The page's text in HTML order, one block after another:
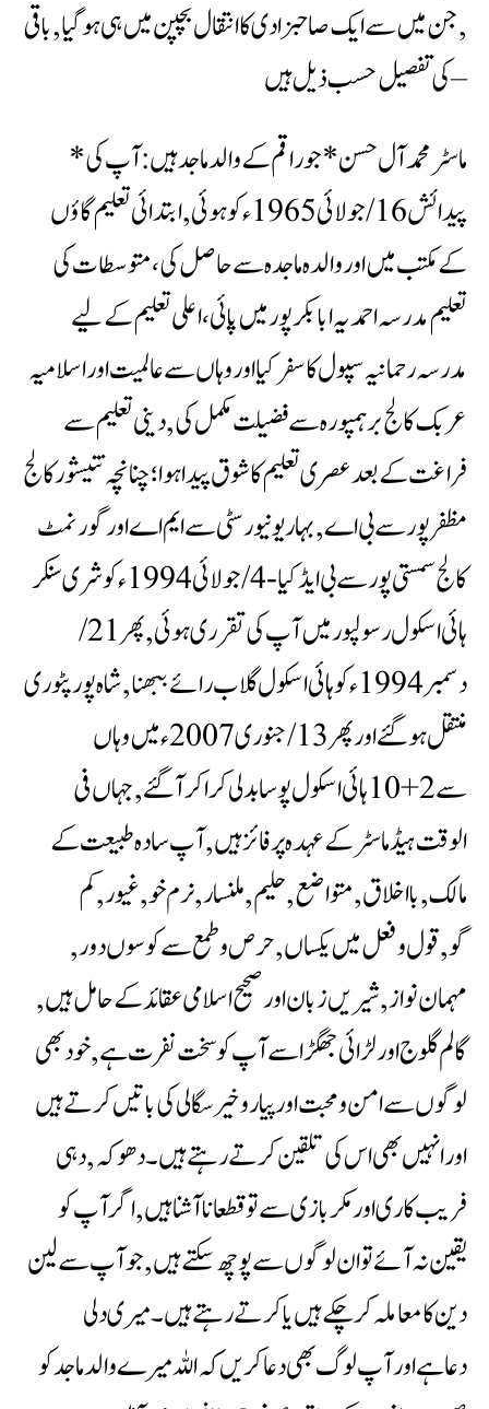
,جن میں سے ایک صاحبزادی کا انتقال بچپن میں ہی ہوگیا ,باقی
کی تفصیل حسب ذیل ہیں –
*ماسٹر محمد آل حسن* جو راقم کے والد ماجد ہیں : آپ کی
پیدائش 16/جولائی 1965ء کو ہوئی ,ابتدائی تعلیم گاؤں
کے مکتب میں اور والدہ ماجدہ سے حاصل کی، متوسطات کی
تعلیم مدرسہ احمدیہ ابابکر پور میں پائی،اعلی تعلیم کے لیے
مدرسہ رحمانیہ سپول کاسفرکیا اور وہاں سے عالمیت اور اسلامیہ
عربک کالج برہمپورہ سے فضیلت مکمل کی ,دینی تعلیم سے
فراغت کے بعد عصری تعلیم کا شوق پیداہوا؛چنانچہ نتیشورکالج
مظفرپور سے بی اے ,بہار یونیورسٹی سے ایم اے اور گورنمٹ
کالج سمستی پور سے بی ایڈ کیا -4/جولائی 1994 ء کو شری سنکر
ہائی اسکول رسولپور میں آپ کی تقرری ہوئی ,پھر 21/
دسمبر 1994 ء کو ہائی اسکول گلاب رائے ببھنا ,شاہ پور پٹوری
منتقل ہوگئے اور پھر 13/جنوری 2007 ء میں وہاں
سے 2+10 ہائی اسکول پوسا بدلی کراکر آگئے ,جہاں فی
الوقت ہیڈ ماسٹر کے عہدہ پر فائز ہیں ,آپ سادہ طبیعت کے
مالک , بااخلاق ,متواضع ,حلیم ,ملنسار,نرم خو ,غیور, کم
گو,قول وفعل میں یکساں ,حرص وطمع سے کوسوں دور,
مہمان نواز,شیریں زبان اورصحیح اسلامی عقائد کے حامل ہیں,
گالم گلوج اور لڑائی جھگڑاسے آپ کوسخت نفرت ہے,خود بھی
لوگوں سے امن ومحبت اور پیار وخير سگالی کی باتیں کرتے ہیں
اور انہیں بھی اس کی تلقین کرتے رہتے ہیں۔دھوکہ, دہی
فریب کاری اور مکربازی سے تو قطعا ناآشناہیں ,اگر آپ کو
یقین نہ آئے تو ان لوگوں سے پوچھ سکتے ہیں ,جو آپ سے لین
دین کا معاملہ کرچکے ہیں یا کرتے رہتے ہیں۔ میری دلی
دعاہےاور آپ لوگ بھی دعاکریں کہ اللہ میرے والد ماجد کو